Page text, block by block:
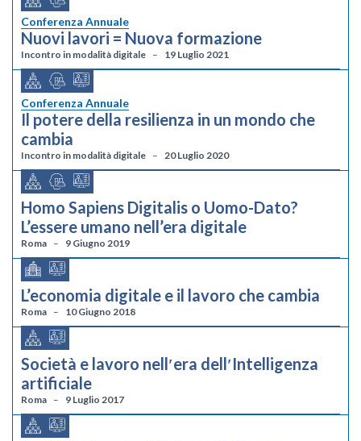
Conferenza Annuale
Nuovi lavori = Nuova formazione
Incontro in modalità digitale 19 Luglio 2021
Conferenza Annuale
Il potere della resilienza in un mondo che
cambia
Incontro in modalità digitale 20 Luglio 2020
Homo Sapiens Digitalis o Uomo-Dato?
L’essere umano nell’era digitale
Roma 9 Giugno 2019
L’economia digitale e il lavoro che cambia
Roma 10 Giugno 2018
Società e lavoro nellʹera dellʹIntelligenza
artificiale
Roma 9 Luglio 2017